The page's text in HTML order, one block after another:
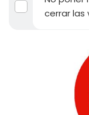
cerrar las